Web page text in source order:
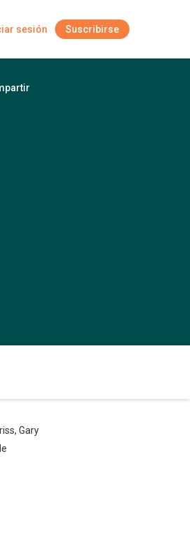
sesión Suscribirse
Gary